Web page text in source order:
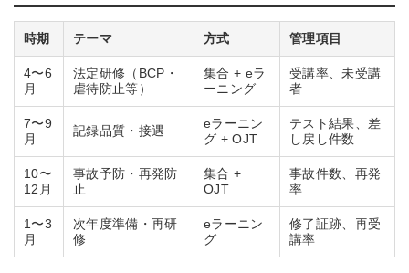
時期 テーマ 方式 管理項目
4〜6
月
法定研修（BCP・
虐待防止等）
集合 + eラ
ーニング
受講率、未受講
者
7〜9
月
記録品質・接遇
eラーニン
グ + OJT
テスト結果、差
し戻し件数
10〜
12月
事故予防・再発防
止
集合 +
OJT
事故件数、再発
率
1〜3
月
次年度準備・再研
修
eラーニン
グ
修了証跡、再受
講率